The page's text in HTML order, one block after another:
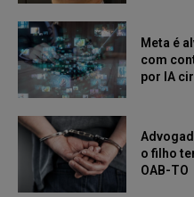
Meta é
com
por IA
o filho
OAB-TO